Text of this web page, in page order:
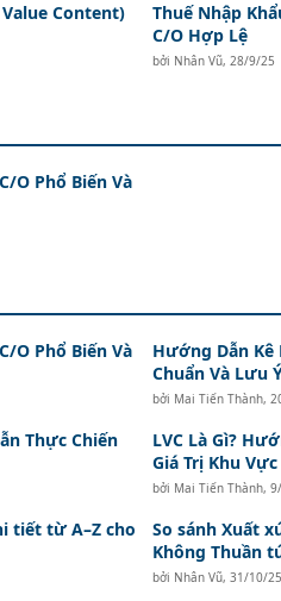
Content)
Thuế Nhập
C/O Hợp Lệ
bởi Nhân Vũ, 28/9/25
O Phổ Biến Và
O Phổ Biến Và
Hướng Dẫn Kê
Chuẩn Và Lưu
bởi Mai Tiến Thành,
Thực Chiến
LVC Là Gì?
Giá Trị Khu
bởi Mai Tiến Thành,
tiết từ A–Z cho
So sánh Xuất
Không Thuần
bởi Nhân Vũ, 31/10/25